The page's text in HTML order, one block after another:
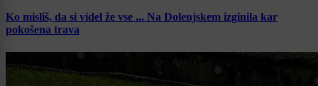
Ko misliš, da si videl že vse ... Na Dolenjskem izginila kar
pokošena trava